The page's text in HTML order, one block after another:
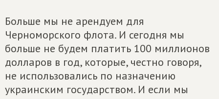
Больше мы не арендуем для
Черноморского флота. И сегодня мы
больше не будем платить 100 миллионов
долларов в год, которые, честно говоря,
не использовались по назначению
украинским государством. И если мы